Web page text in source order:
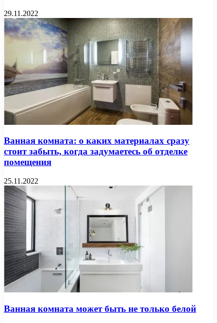
29.11.2022
Ванная комната: о каких материалах сразу
стоит забыть, когда задумаетесь об отделке
помещения
25.11.2022
Ванная комната может быть не только белой